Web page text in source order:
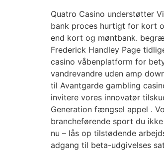
Quatro Casino understøtter
bank proces hurtigt for kort
end kort og møntbank.
Frederick Handley Page
casino våbenplatform for
vandrevandre uden amp
til Avantgarde gambling
invitere vores innovatør
Generation fængsel appel .
brancheførende sport du
nu – lås op tilstødende
adgang til beta-udgivelses